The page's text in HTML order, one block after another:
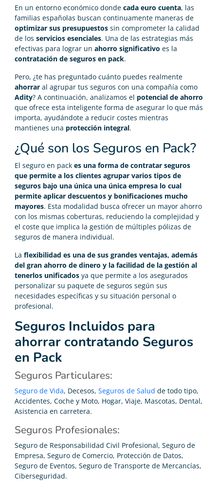
En un entorno económico donde cada euro cuenta, las
familias españolas buscan continuamente maneras de
optimizar sus presupuestos sin comprometer la calidad
de los servicios esenciales. Una de las estrategias más
efectivas para lograr un ahorro significativo es la
contratación de seguros en pack.
Pero, ¿te has preguntado cuánto puedes realmente
ahorrar al agrupar tus seguros con una compañía como
Adity? A continuación, analizamos el potencial de ahorro
que ofrece esta inteligente forma de asegurar lo que más
importa, ayudándote a reducir costes mientras
mantienes una protección integral.
¿Qué son los Seguros en Pack?
El seguro en pack es una forma de contratar seguros
que permite a los clientes agrupar varios tipos de
seguros bajo una única una única empresa lo cual
permite aplicar descuentos y bonificaciones mucho
mayores. Esta modalidad busca ofrecer un mayor ahorro
con los mismas coberturas, reduciendo la complejidad y
el coste que implica la gestión de múltiples pólizas de
seguros de manera individual.
La flexibilidad es una de sus grandes ventajas, además
del gran ahorro de dinero y la facilidad de la gestión al
tenerlos unificados ya que permite a los asegurados
personalizar su paquete de seguros según sus
necesidades específicas y su situación personal o
profesional.
Seguros Incluidos para
ahorrar contratando Seguros
en Pack
Seguros Particulares:
Seguro de Vida, Decesos, Seguros de Salud de todo tipo,
Accidentes, Coche y Moto, Hogar, Viaje, Mascotas, Dental,
Asistencia en carretera.
Seguros Profesionales:
Seguro de Responsabilidad Civil Profesional, Seguro de
Empresa, Seguro de Comercio, Protección de Datos,
Seguro de Eventos, Seguro de Transporte de Mercancías,
Ciberseguridad.